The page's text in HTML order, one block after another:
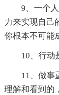
9、一个
力来实现自己
你根本不可能
10、行动
11、做事
理解和看到的